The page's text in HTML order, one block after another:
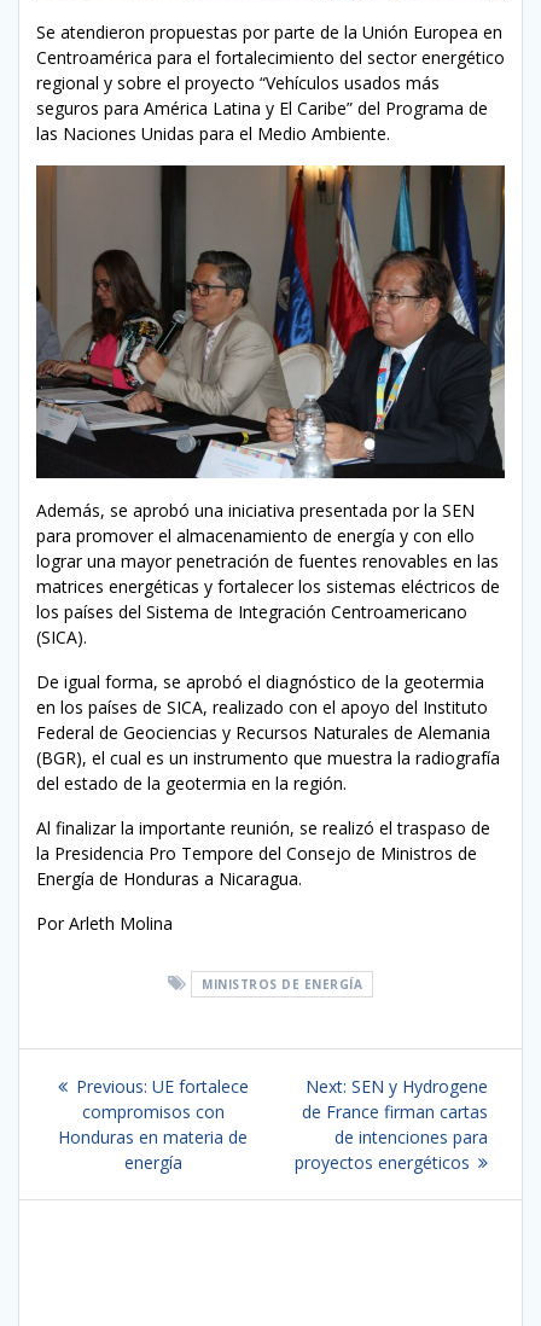
Se atendieron propuestas por parte de la Unión Europea en
Centroamérica para el fortalecimiento del sector energético
regional y sobre el proyecto “Vehículos usados más
seguros para América Latina y El Caribe” del Programa de
las Naciones Unidas para el Medio Ambiente.
Además, se aprobó una iniciativa presentada por la SEN
para promover el almacenamiento de energía y con ello
lograr una mayor penetración de fuentes renovables en las
matrices energéticas y fortalecer los sistemas eléctricos de
los países del Sistema de Integración Centroamericano
(SICA).
De igual forma, se aprobó el diagnóstico de la geotermia
en los países de SICA, realizado con el apoyo del Instituto
Federal de Geociencias y Recursos Naturales de Alemania
(BGR), el cual es un instrumento que muestra la radiografía
del estado de la geotermia en la región.
Al finalizar la importante reunión, se realizó el traspaso de
la Presidencia Pro Tempore del Consejo de Ministros de
Energía de Honduras a Nicaragua.
Por Arleth Molina
MINISTROS DE ENERGÍA
Navegación
entradas
Previous: Previous
post:
UE fortalece
compromisos con
Honduras en materia de
energía
Next: Next
post:
SEN y Hydrogene
de France firman cartas
de intenciones para
proyectos energéticos